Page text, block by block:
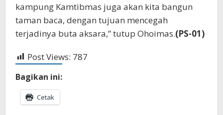
kampung Kamtibmas juga akan kita bangun
taman baca, dengan tujuan mencegah
terjadinya buta aksara,” tutup Ohoimas.(PS-01)
Post Views: 787
Bagikan ini:
Cetak